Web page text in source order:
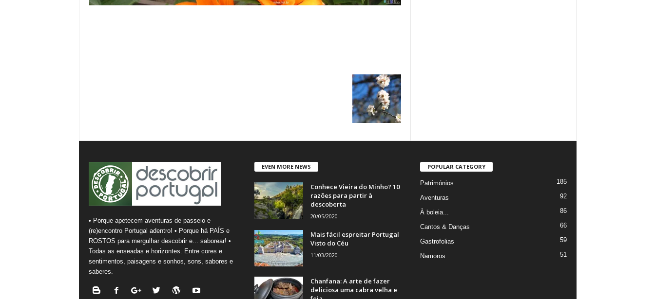
• Porque apetecem aventuras de passeio e
(re)encontro Portugal adentro! • Porque há PAÍS e
ROSTOS para mergulhar descobrir e... saborear! •
Todas as enseadas e horizontes. Entre cores e
sentimentos, paisagens e sonhos, sons, sabores e
saberes.
EVEN MORE NEWS
Conhece Vieira do Minho? 10
razões para partir à
descoberta
20/05/2020
Mais fácil espreitar Portugal
Visto do Céu
11/03/2020
Chanfana: A arte de fazer
deliciosa uma cabra velha e
POPULAR CATEGORY
Patrimónios 185
Aventuras 92
À boleia... 86
Cantos & Danças 66
Gastrofolias 59
Namoros 51